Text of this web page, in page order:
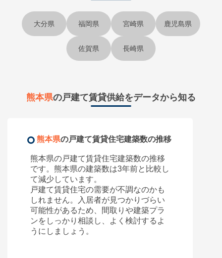
大分県 福岡県 宮崎県 鹿児島県
佐賀県 長崎県
熊本県の戸建て賃貸供給をデータから知る
熊本県の戸建て賃貸住宅建築数の推移
熊本県の戸建て賃貸住宅建築数の推移
です。 熊本県の建築数は3年前と比較し
て減少しています。
戸建て賃貸住宅の需要が不調なのかも
しれません。入居者が見つかりづらい
可能性があるため、間取りや建築プラ
ンをしっかり相談し、よく検討するよ
うにしましょう。